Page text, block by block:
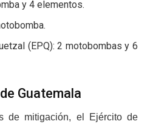
y 4 elementos.
(EPQ): 2 motobombas y 6
Guatemala
de mitigación, el Ejército de